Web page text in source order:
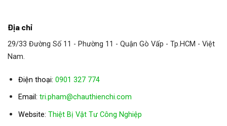
Sê-ri N bao gồm các máy tự thông gió, chống nhỏ
giọt. Dòng W che được thời tiết động cơ tự thông gió
được bảo vệ.
Dòng CT bao gồm các máy tự thông gió được xây
dựng trên bộ trao đổi nhiệt không khí. Bộ trao đổi
nhiệt bao gồm một dãy ống làm mát thẳng (Ống
Địa chỉ
29/33 Đường Số 11 - Phường 11 - Quận Gò Vấp - Tp.HCM - Việt
Nam.
Điện thoại: 0901 327 774
Email: tri.pham@chauthienchi.com
Website: Thiệt Bị Vật Tư Công Nghiệp